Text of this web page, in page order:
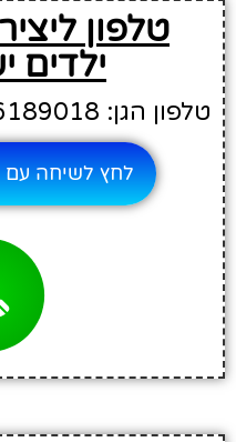
טלפון
ילדים
טלפון הגן: 03-6189018
לחץ לשיחה עם